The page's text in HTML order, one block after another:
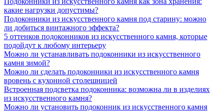
какие нагрузки допустимы?
Подоконники из искусственного камня под старину: можно
ли добиться винтажного эффекта?
5 оттенков подоконников из искусственного камня, которые
подойдут к любому интерьеру
Можно ли устанавливать подоконники из искусственного
камня зимой?
Можно ли сделать подоконники из искусственного камня
вровень с кухонной столешницей
Встроенная подсветка подоконника: возможна ли в изделиях
из искусственного камня?
Можно ли установить подоконник из искусственного камня